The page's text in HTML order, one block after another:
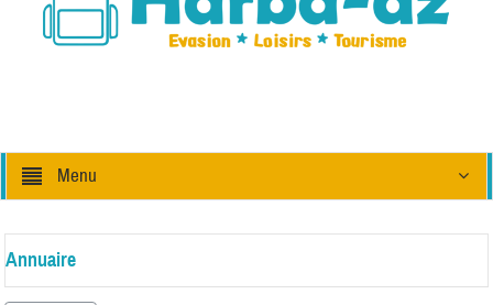
Menu
Annuaire